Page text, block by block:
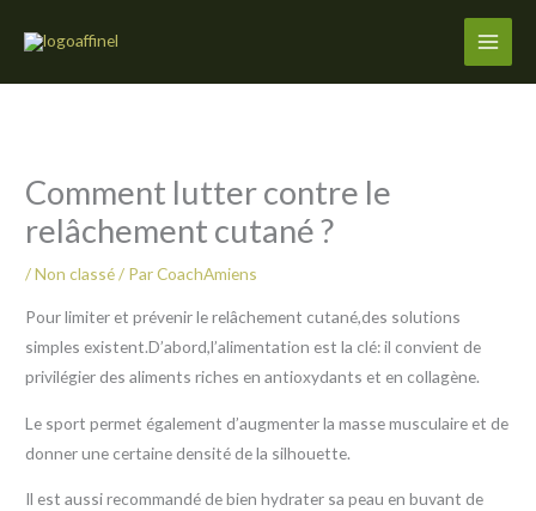
Comment lutter contre le
relâchement cutané ?
/Non classé/ ParCoachAmiens
Pour limiter et prévenir le relâchement cutané,des solutions
simples existent.D’abord,l’alimentation est la clé: il convient de
privilégier des aliments riches en antioxydants et en collagène.
Le sport permet également d’augmenter la masse musculaire et de
donner une certaine densité de la silhouette.
Il est aussi recommandé de bien hydrater sa peau en buvant de